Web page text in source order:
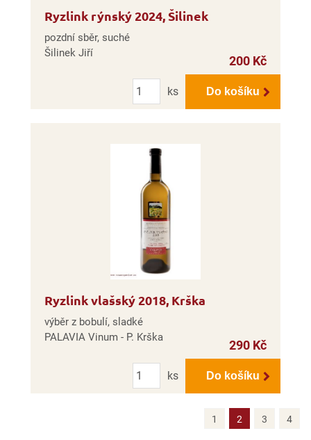
Ryzlink rýnský 2024, Šilinek
pozdní sběr, suché
Šilinek Jiří
200 Kč
Počet
ks
Do košíku
Ryzlink vlašský 2018, Krška
výběr z bobulí, sladké
PALAVIA Vinum - P. Krška
290 Kč
Počet
ks
Do košíku
1 2 3 4